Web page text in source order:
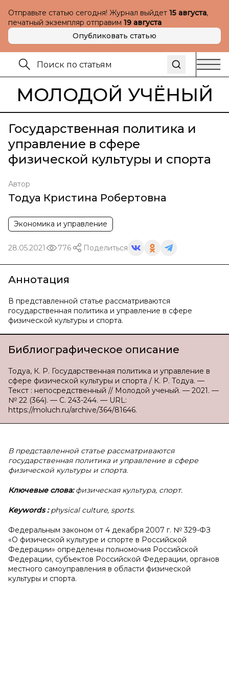
Отправьте статью сегодня! Журнал выйдет 15 августа,
печатный экземпляр отправим 19 августа
Опубликовать статью
МОЛОДОЙ УЧЁНЫЙ
Государственная политика и
управление в сфере
физической культуры и спорта
Автор
Тодуа Кристина Робертовна
Экономика и управление
28.05.2021 776 Поделиться
Аннотация
В представленной статье рассматриваются
государственная политика и управление в сфере
физической культуры и спорта.
Библиографическое описание
Тодуа, К. Р. Государственная политика и управление в
сфере физической культуры и спорта / К. Р. Тодуа. —
Текст : непосредственный // Молодой ученый. — 2021. —
№ 22 (364). — С. 243-244. — URL:
https://moluch.ru/archive/364/81646.
В представленной статье рассматриваются
государственная политика и управление в сфере
физической культуры и спорта.
Ключевые слова:физическая культура, спорт.
Keywords:physical culture, sports.
Федеральным законом от 4 декабря 2007 г. № 329-ФЗ
«О физической культуре и спорте в Российской
Федерации» определены полномочия Российской
Федерации, субъектов Российской Федерации, органов
местного самоуправления в области физической
культуры и спорта.